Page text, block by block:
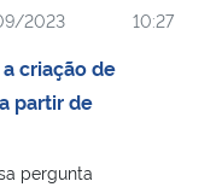
2023 10:27
criação de
partir de
pergunta